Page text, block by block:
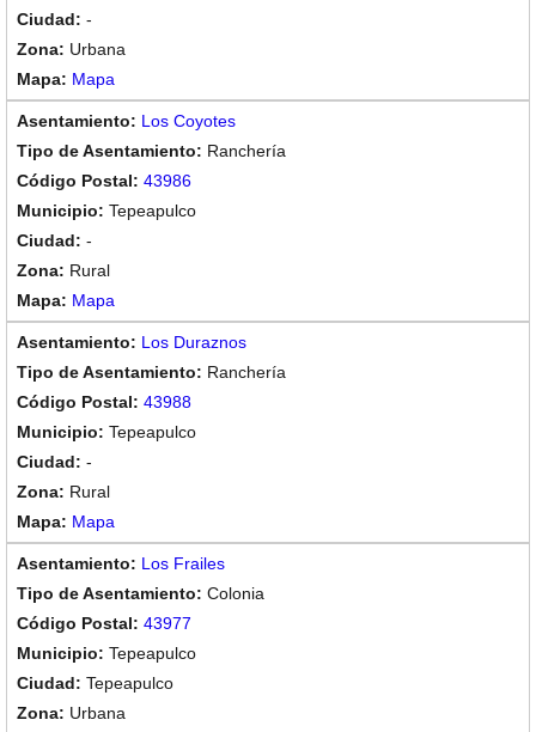
-
Urbana
Mapa
Los Coyotes
Ranchería
43986
Tepeapulco
-
Rural
Mapa
Los Duraznos
Ranchería
43988
Tepeapulco
-
Rural
Mapa
Los Frailes
Colonia
43977
Tepeapulco
Tepeapulco
Urbana